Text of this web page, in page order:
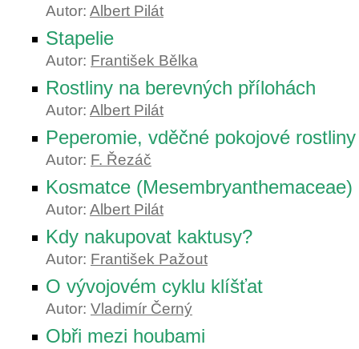
Autor: Albert Pilát
Stapelie
Autor: František Bělka
Rostliny na berevných přílohách
Autor: Albert Pilát
Peperomie, vděčné pokojové rostliny
Autor: F. Řezáč
Kosmatce (Mesembryanthemaceae)
Autor: Albert Pilát
Kdy nakupovat kaktusy?
Autor: František Pažout
O vývojovém cyklu klíšťat
Autor: Vladimír Černý
Obři mezi houbami